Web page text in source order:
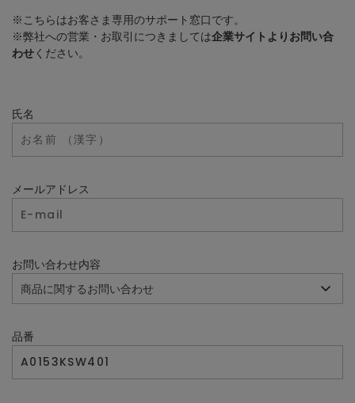
※こちらはお客さま専用のサポート窓口です。
※弊社への営業・お取引につきましては企業サイトよりお問い合
わせください。
氏名
メールアドレス
お問い合わせ内容
品番